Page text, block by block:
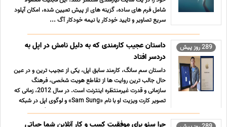
شامل فرم های ساده، گزینه های از پیش تعیین شده، امکان آپلود
سریع تصاویر و تایید خودکار یا نیمه خودکار آگ ...
289 روز پیش
داستان عجیب کارمندی که به دلیل نامش در اپل به
دردسر افتاد
داستان سم سانگ، کارمند سابق اپل، یکی از عجیب ترین و در عین
حال جالب ترین روایت ها از تقاطع هویت شخصی، فرهنگ
سازمانی و قدرت غیرمنتظره اینترنت است. در سال 2012، زمانی که
تصویر کارت ویزیت او با نام «Sam Sung» و لوگوی اپل در شبکه
اجتماعی ردیت منتشر شد، به سرعت به یک سوژه داغ جهانی تب
...